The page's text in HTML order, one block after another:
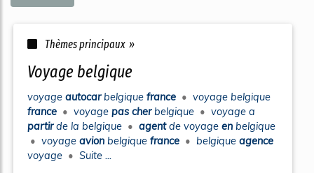
Thèmes principaux »
voyage belgique
voyage autocarbelgique france • voyage belgique
france • voyage pas cherbelgique • voyage a
partirde la belgique • agentde voyage en belgique
• voyage avion belgique france • belgique agence
voyage • Suite ...